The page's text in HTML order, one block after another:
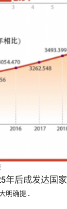
年后成发达国家
明确提...